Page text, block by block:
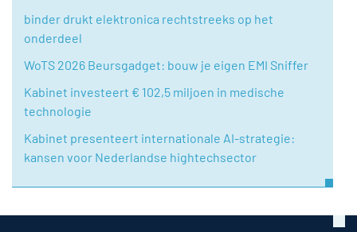
binder drukt elektronica rechtstreeks op het
onderdeel
WoTS 2026 Beursgadget: bouw je eigen EMI Sniffer
Kabinet investeert € 102,5 miljoen in medische
technologie
Kabinet presenteert internationale AI-strategie:
kansen voor Nederlandse hightechsector